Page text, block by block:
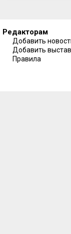
Редакторам
Добавить
Добавить
Правила